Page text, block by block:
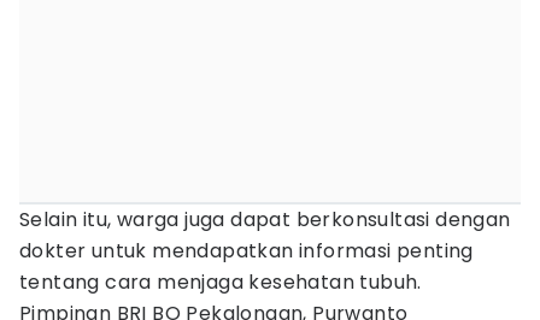
Selain itu, warga juga dapat berkonsultasi dengan
dokter untuk mendapatkan informasi penting
tentang cara menjaga kesehatan tubuh.
Pimpinan BRI BO Pekalongan, Purwanto